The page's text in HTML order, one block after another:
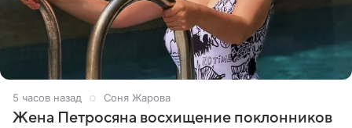
5 часов назад Соня Жарова
Жена Петросяна восхищение поклонников